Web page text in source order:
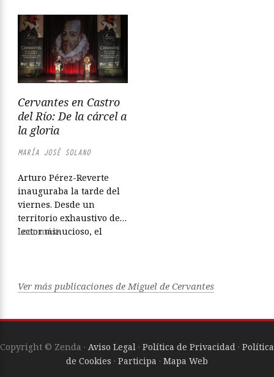
pero no surge,
obviamente, como una
imitación, más bien una
advertencia crítica, moral
sobre los potenciales
lectura”. Es decir, los dos
jóvenes protagonistas
abandonan su...
Cervantes en Castro
del Río: De la cárcel a
la gloria
MARÍA JOSÉ SOLANO
Arturo Pérez-Reverte
inauguraba la tarde del
viernes. Desde un
territorio exhaustivo de
lector minucioso, el
personaje cobarde nacido
tarde fue que, al mismo
involuntaria, Pérez-
Reverte iba exponiendo
Leer más
Ver más publicaciones de Miguel de Cervantes
Copyright © Zenda · Aviso Legal · Política de Privacidad · Política
de Cookies · Participa · Mapa Web